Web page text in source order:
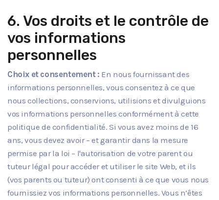
6. Vos droits et le contrôle de
vos informations
personnelles
Choix et consentement : En nous fournissant des
informations personnelles, vous consentez à ce que
nous collections, conservions, utilisions et divulguions
vos informations personnelles conformément à cette
politique de confidentialité. Si vous avez moins de 16
ans, vous devez avoir – et garantir dans la mesure
permise par la loi – l'autorisation de votre parent ou
tuteur légal pour accéder et utiliser le site Web, et ils
(vos parents ou tuteur) ont consenti à ce que vous nous
fournissiez vos informations personnelles. Vous n’êtes